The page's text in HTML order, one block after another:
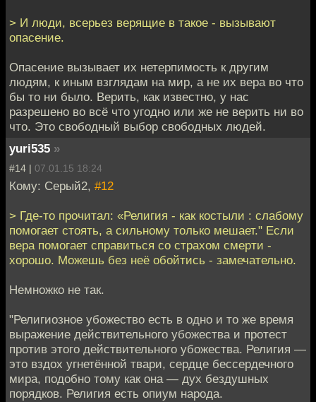
> И люди, всерьез верящие в такое - вызывают
опасение.
Опасение вызывает их нетерпимость к другим
людям, к иным взглядам на мир, а не их вера во что
бы то ни было. Верить, как известно, у нас
разрешено во всё что угодно или же не верить ни во
что. Это свободный выбор свободных людей.
yuri535 »
#14 | 07.01.15 18:24
Кому: Серый2, #12
> Где-то прочитал: «Религия - как костыли : слабому
помогает стоять, а сильному только мешает." Если
вера помогает справиться со страхом смерти -
хорошо. Можешь без неё обойтись - замечательно.
Немножко не так.
"Религиозное убожество есть в одно и то же время
выражение действительного убожества и протест
против этого действительного убожества. Религия —
это вздох угнетённой твари, сердце бессердечного
мира, подобно тому как она — дух бездушных
порядков. Религия есть опиум народа.